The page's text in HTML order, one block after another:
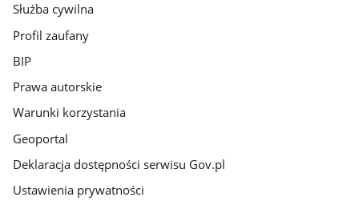
Służba cywilna
Profil zaufany
BIP
Prawa autorskie
Warunki korzystania
Geoportal
Deklaracja dostępności serwisu Gov.pl
Ustawienia prywatności